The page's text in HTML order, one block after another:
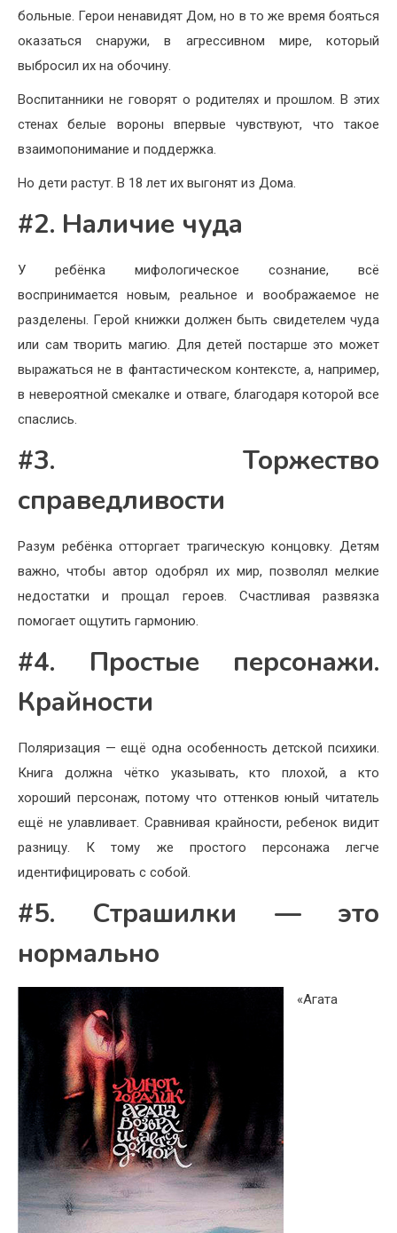
больные. Герои ненавидят Дом, но в то же время бояться
оказаться снаружи, в агрессивном мире, который
выбросил их на обочину.
Воспитанники не говорят о родителях и прошлом. В этих
стенах белые вороны впервые чувствуют, что такое
взаимопонимание и поддержка.
Но дети растут. В 18 лет их выгонят из Дома.
#2. Наличие чуда
У ребёнка мифологическое сознание, всё
воспринимается новым, реальное и воображаемое не
разделены. Герой книжки должен быть свидетелем чуда
или сам творить магию. Для детей постарше это может
выражаться не в фантастическом контексте, а, например,
в невероятной смекалке и отваге, благодаря которой все
спаслись.
#3. Торжество
справедливости
Разум ребёнка отторгает трагическую концовку. Детям
важно, чтобы автор одобрял их мир, позволял мелкие
недостатки и прощал героев. Счастливая развязка
помогает ощутить гармонию.
#4. Простые персонажи.
Крайности
Поляризация — ещё одна особенность детской психики.
Книга должна чётко указывать, кто плохой, а кто
хороший персонаж, потому что оттенков юный читатель
ещё не улавливает. Сравнивая крайности, ребенок видит
разницу. К тому же простого персонажа легче
идентифицировать с собой.
#5. Страшилки — это
нормально
«Агата